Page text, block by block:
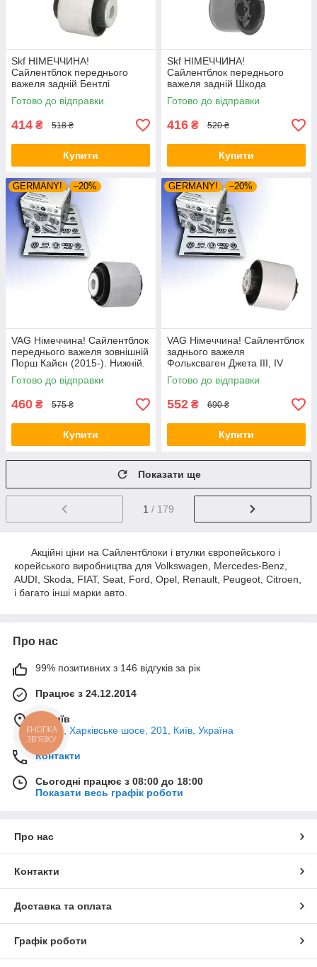
Skf НІМЕЧЧИНА!
Сайлентблок переднього
важеля задній Бентлі
Бентайга (2015-). Верхній.
42214 , FE108113 ,
Готово до відправки
414 ₴ 518 ₴
Купити
Skf НІМЕЧЧИНА!
Сайлентблок переднього
важеля задній Шкода
Румстер (2006-). 34559 ,
JBU602 , VKDS331037
Готово до відправки
416 ₴ 520 ₴
Купити
GERMANY! –20%
VAG Німеччина! Сайлентблок
переднього важеля зовнішній
Порш Кайєн (2015-). Нижній.
FE175192 , VKDS331087
Готово до відправки
460 ₴ 575 ₴
Купити
GERMANY! –20%
VAG Німеччина! Сайлентблок
заднього важеля
Фольксваген Джета III, IV
(2004-). 38620 , FE29568 ,
VKDS431001
Готово до відправки
552 ₴ 690 ₴
Купити
Показати ще
1 / 179
Акційні ціни на Сайлентблоки і втулки європейського і
корейського виробництва для Volkswagen, Mercedes-Benz,
AUDI, Skoda, FIAT, Seat, Ford, Opel, Renault, Peugeot, Citroen,
і багато інші марки авто.
Про нас
99% позитивних з 146 відгуків за рік
Працює з 24.12.2014
м. Київ
02121, Харківське шосе, 201, Київ, Україна
Контакти
Сьогодні працює з 08:00 до 18:00
Показати весь графік роботи
Про нас
Контакти
Доставка та оплата
Графік роботи
КНОПКА
ЗВ'ЯЗКУ